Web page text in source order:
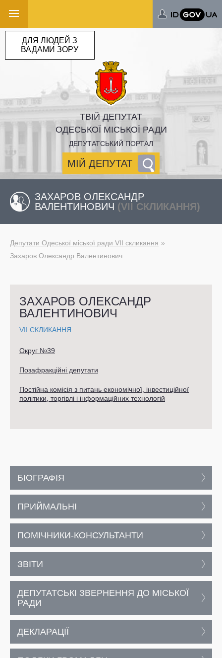
ТВІЙ ДЕПУТАТ
ОДЕСЬКОЇ МІСЬКОЇ РАДИ
ДЕПУТАТСЬКИЙ ПОРТАЛ
МІЙ ДЕПУТАТ
ДЛЯ ЛЮДЕЙ З
ВАДАМИ ЗОРУ
ЗАХАРОВ ОЛЕКСАНДР
ВАЛЕНТИНОВИЧ (VII СКЛИКАННЯ)
Депутати Одеської міської ради VII скликання
Захаров Олександр Валентинович
ЗАХАРОВ ОЛЕКСАНДР
ВАЛЕНТИНОВИЧ
VII СКЛИКАННЯ
Округ №39
Позафракційні депутати
Постійна комісія з питань економічної, інвестиційної
політики, торгівлі і інформаційних технологій
БІОГРАФІЯ
ПРИЙМАЛЬНІ
ПОМІЧНИКИ-КОНСУЛЬТАНТИ
ЗВІТИ
ДЕПУТАТСЬКІ ЗВЕРНЕННЯ ДО МІСЬКОЇ
РАДИ
ДЕКЛАРАЦІЇ